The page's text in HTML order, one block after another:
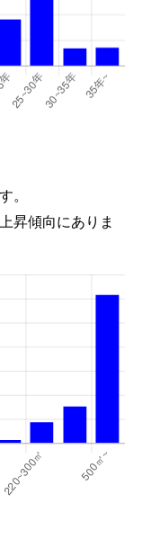
。
昇傾向にありま